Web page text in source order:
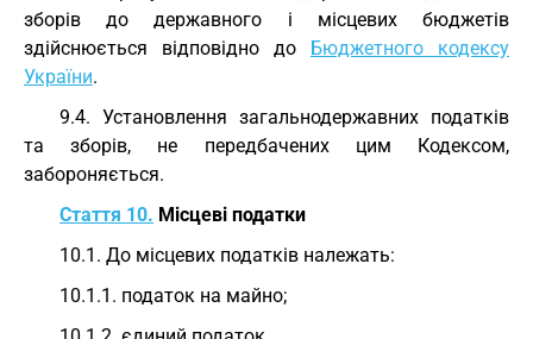
зборів до державного і місцевих бюджетів
здійснюється відповідно до Бюджетного кодексу
України.
9.4. Установлення загальнодержавних податків
та зборів, не передбачених цим Кодексом,
забороняється.
Стаття 10. Місцеві податки
10.1. До місцевих податків належать:
10.1.1. податок на майно;